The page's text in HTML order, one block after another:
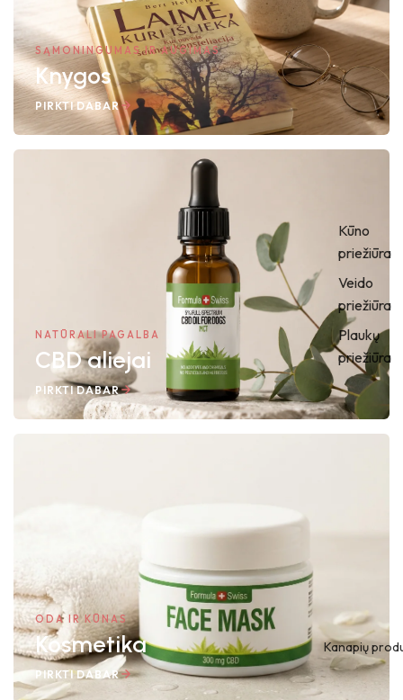
Kūno
priežiūra
Veido
priežiūra
Plaukų
priežiūra
Kanapių
SĄMONINGUMAS IR AUGIMAS
Knygos
PIRKTI DABAR
NATŪRALI PAGALBA
CBD aliejai
PIRKTI DABAR
ODA IR KŪNAS
Kosmetika
PIRKTI DABAR